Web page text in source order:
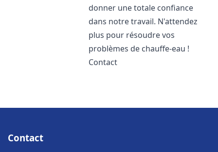
donner une totale confiance
dans notre travail. N'attendez
plus pour résoudre vos
problèmes de chauffe-eau !
Contact
Contact